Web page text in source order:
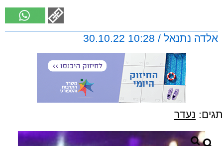
אלדה נתנאל / 10:28 30.10.22
תגים: נעדר